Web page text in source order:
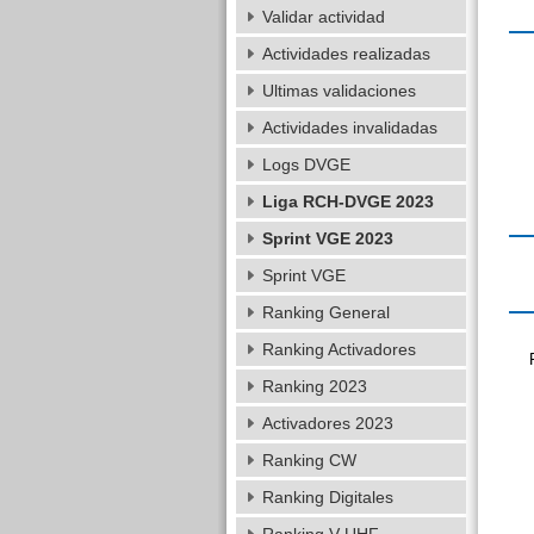
Validar actividad
Actividades realizadas
Ultimas validaciones
Actividades invalidadas
Logs DVGE
Liga RCH-DVGE 2023
Sprint VGE 2023
Sprint VGE
Ranking General
Ranking Activadores
Ranking 2023
Activadores 2023
Ranking CW
Ranking Digitales